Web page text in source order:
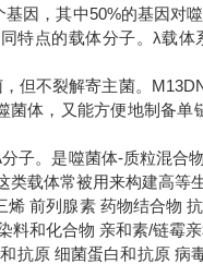
因，其中50%的基因对
特点的载体分子。λ载
但不裂解寄主菌。
体，又能方便地制备
。是噬菌体-质粒混合
载体常被用来构建高等
前列腺素 药物结合物
料和化合物 亲和素/链霉
抗原 细菌蛋白和抗原